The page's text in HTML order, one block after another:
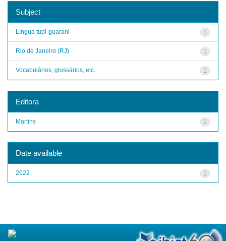
Subject
1
Língua tupi-guarani
1
Rio de Janeiro (RJ)
1
Vocabulários, glossários, etc.
Editora
1
Martins
Date available
1
2022